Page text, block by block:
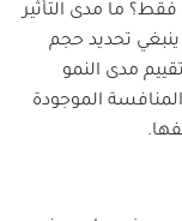
ما مدى التأثير
ينبغي تحديد حجم
مدى النمو
الموجودة